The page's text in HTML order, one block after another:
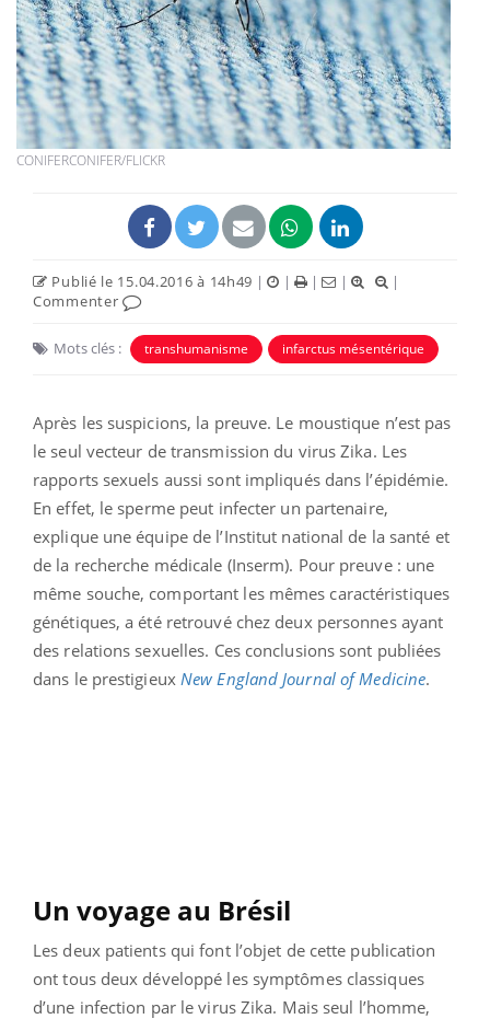
CONIFERCONIFER/FLICKR
Publié le 15.04.2016 à 14h49 | | | |
|
Commenter
Mots clés : transhumanisme infarctus mésentérique
Après les suspicions, la preuve. Le moustique n’est pas
le seul vecteur de transmission du virus Zika. Les
rapports sexuels aussi sont impliqués dans l’épidémie.
En effet, le sperme peut infecter un partenaire,
explique une équipe de l’Institut national de la santé et
de la recherche médicale (Inserm). Pour preuve : une
même souche, comportant les mêmes caractéristiques
génétiques, a été retrouvé chez deux personnes ayant
des relations sexuelles. Ces conclusions sont publiées
dans le prestigieux New England Journal of Medicine.
Un voyage au Brésil
Les deux patients qui font l’objet de cette publication
ont tous deux développé les symptômes classiques
d’une infection par le virus Zika. Mais seul l’homme,